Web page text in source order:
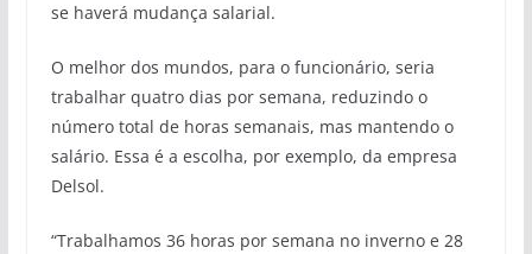
se haverá mudança salarial.
O melhor dos mundos, para o funcionário, seria
trabalhar quatro dias por semana, reduzindo o
número total de horas semanais, mas mantendo o
salário. Essa é a escolha, por exemplo, da empresa
Delsol.
“Trabalhamos 36 horas por semana no inverno e 28